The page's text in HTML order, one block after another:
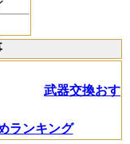
武器交換おす
ランキング